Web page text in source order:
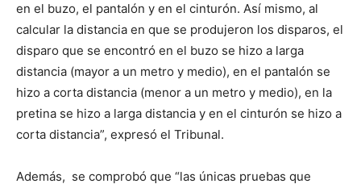
en el buzo, el pantalón y en el cinturón. Así mismo, al
calcular la distancia en que se produjeron los disparos, el
disparo que se encontró en el buzo se hizo a larga
distancia (mayor a un metro y medio), en el pantalón se
hizo a corta distancia (menor a un metro y medio), en la
pretina se hizo a larga distancia y en el cinturón se hizo a
corta distancia”, expresó el Tribunal.
Además, se comprobó que “las únicas pruebas que